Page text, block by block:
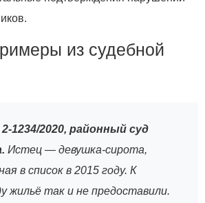
из судебной
2020, районный суд
Истец — девушка‑сирота,
в список в 2015 году. К
жильё так и не предоставили.